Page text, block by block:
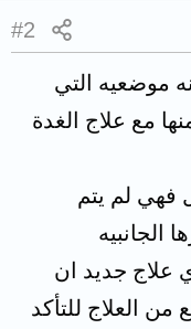
#2
موضعيه التي
مع علاج الغدة
فهي لم يتم
الجانبيه
علاج جديد ان
العلاج للتأكد